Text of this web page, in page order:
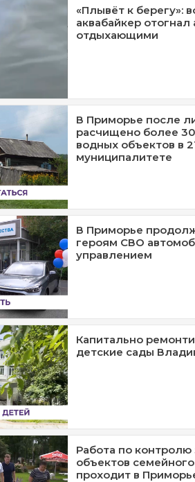
«Плывёт к берегу»:
аквабайкер
отдыхающими
В Приморье после
расчищено более
водных объектов в
муниципалитете
В Приморье
героям СВО
управлением
Капитально
детские сады
Работа по контролю
объектов
проходит в